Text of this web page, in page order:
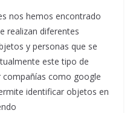
nos hemos encontrado
realizan diferentes
y personas que se
este tipo de
compañías como google
identificar objetos en